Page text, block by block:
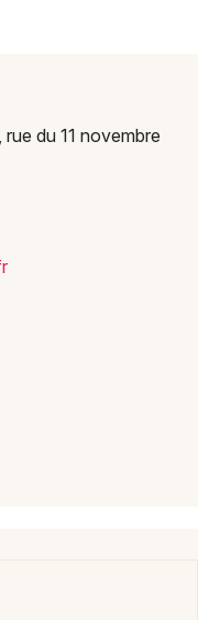
du 11 novembre